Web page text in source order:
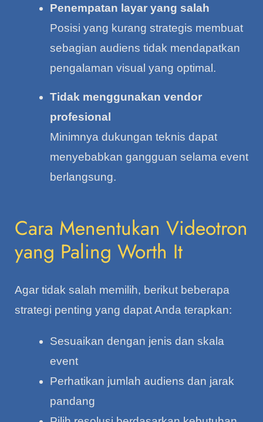
Penempatan layar yang salah
Posisi yang kurang strategis membuat
sebagian audiens tidak mendapatkan
pengalaman visual yang optimal.
Tidak menggunakan vendor
profesional
Minimnya dukungan teknis dapat
menyebabkan gangguan selama event
berlangsung.
Cara Menentukan Videotron
yang Paling Worth It
Agar tidak salah memilih, berikut beberapa
strategi penting yang dapat Anda terapkan:
Sesuaikan dengan jenis dan skala
event
Perhatikan jumlah audiens dan jarak
pandang